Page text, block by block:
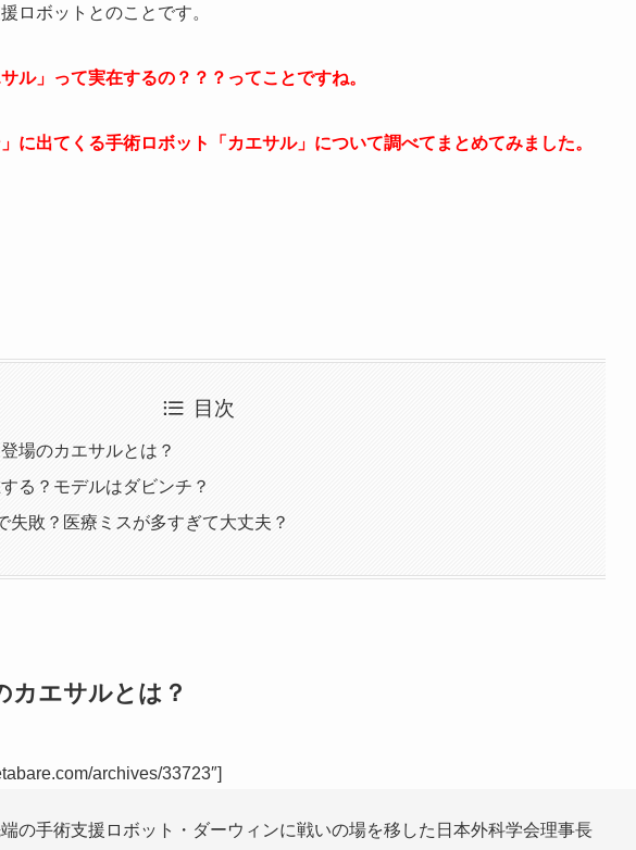
ロボットとのことです。
ル」って実在するの？？？ってことですね。
に出てくる手術ロボット「カエサル」について調べてまとめてみました。
目次
場のカエサルとは？
る？モデルはダビンチ？
失敗？医療ミスが多すぎて大丈夫？
カエサルとは？
archives/33723″]
の手術支援ロボット・ダーウィンに戦いの場を移した日本外科学会理事長